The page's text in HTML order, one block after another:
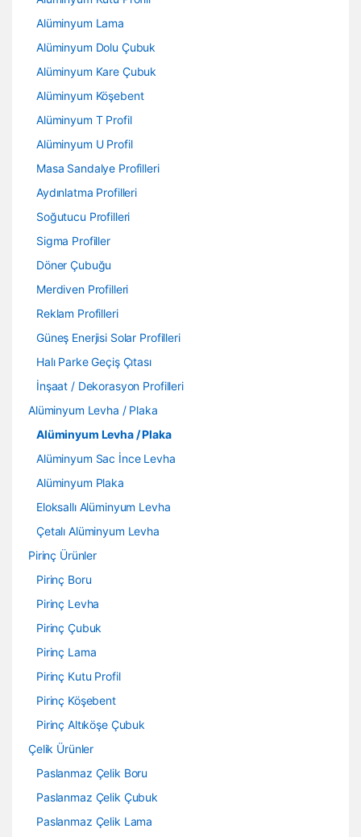
Alüminyum Lama
Alüminyum Dolu Çubuk
Alüminyum Kare Çubuk
Alüminyum Köşebent
Alüminyum T Profil
Alüminyum U Profil
Masa Sandalye Profilleri
Aydınlatma Profilleri
Soğutucu Profilleri
Sigma Profiller
Döner Çubuğu
Merdiven Profilleri
Reklam Profilleri
Güneş Enerjisi Solar Profilleri
Halı Parke Geçiş Çıtası
İnşaat / Dekorasyon Profilleri
Alüminyum Levha / Plaka
Alüminyum Levha / Plaka
Alüminyum Sac İnce Levha
Alüminyum Plaka
Eloksallı Alüminyum Levha
Çetalı Alüminyum Levha
Pirinç Ürünler
Pirinç Boru
Pirinç Levha
Pirinç Çubuk
Pirinç Lama
Pirinç Kutu Profil
Pirinç Köşebent
Pirinç Altıköşe Çubuk
Çelik Ürünler
Paslanmaz Çelik Boru
Paslanmaz Çelik Çubuk
Paslanmaz Çelik Lama